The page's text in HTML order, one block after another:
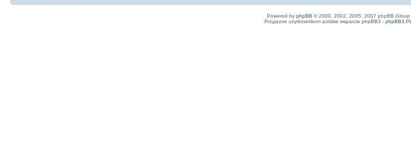
Powered by phpBB © 2000, 2002, 2005, 2007 phpBB Group
Przyjazne użytkownikom polskie wsparcie phpBB3 - phpBB3.PL